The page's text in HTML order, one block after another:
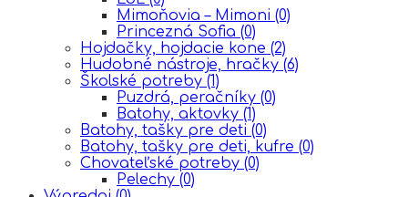
Mimoňovia – Mimoni (0)
Princezná Sofia (0)
Hojdačky, hojdacie kone (2)
Hudobné nástroje, hračky (6)
Školské potreby (1)
Puzdrá, peračníky (0)
Batohy, aktovky (1)
Batohy, tašky pre deti (0)
Batohy, tašky pre deti, kufre (0)
Chovateľské potreby (0)
Pelechy (0)